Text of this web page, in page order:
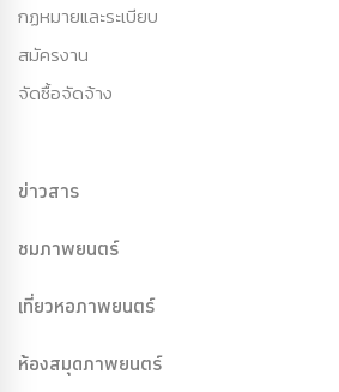
กฏหมายและระเบียบ
สมัครงาน
จัดซื้อจัดจ้าง
ข่าวสาร
ชมภาพยนตร์
เที่ยวหอภาพยนตร์
ห้องสมุดภาพยนตร์